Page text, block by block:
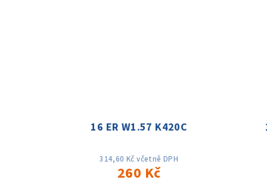
16 ER W1.57 K420C
314,60 Kč včetně DPH
260 Kč